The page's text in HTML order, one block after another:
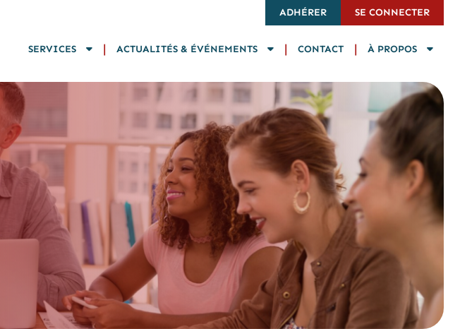
ADHÉRER SE CONNECTER
SERVICES | ACTUALITÉS & ÉVÉNEMENTS | CONTACT | À PROPOS